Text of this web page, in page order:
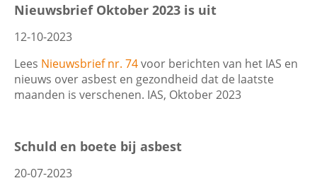
Nieuwsbrief Oktober 2023 is uit
12-10-2023
Lees Nieuwsbrief nr. 74voor berichten van het IAS en
nieuws over asbest en gezondheid dat de laatste
maanden is verschenen. IAS, Oktober 2023
Schuld en boete bij asbest
20-07-2023